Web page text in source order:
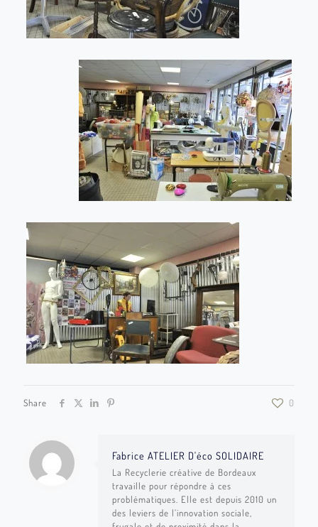
Share 0
Fabrice ATELIER D'éco SOLIDAIRE
La Recyclerie créative de Bordeaux
travaille pour répondre à ces
problématiques. Elle est depuis 2010 un
des leviers de l’innovation sociale,